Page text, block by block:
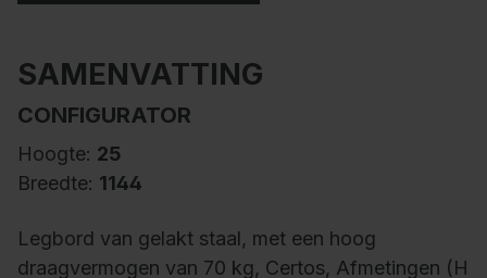
SAMENVATTING
CONFIGURATOR
Hoogte: 25
Breedte: 1144
Legbord van gelakt staal, met een hoog
draagvermogen van 70 kg, Certos, Afmetingen (H